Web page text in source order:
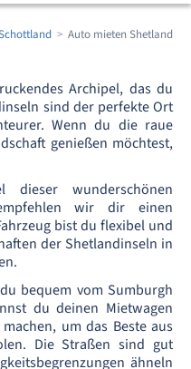
Auto mieten Shetland
Archipel, das du
sind der perfekte Ort
Wenn du die raue
genießen möchtest,
wunderschönen
wir dir einen
bist du flexibel und
der Shetlandinseln in
bequem vom Sumburgh
du deinen Mietwagen
um das Beste aus
Die Straßen sind gut
ähneln